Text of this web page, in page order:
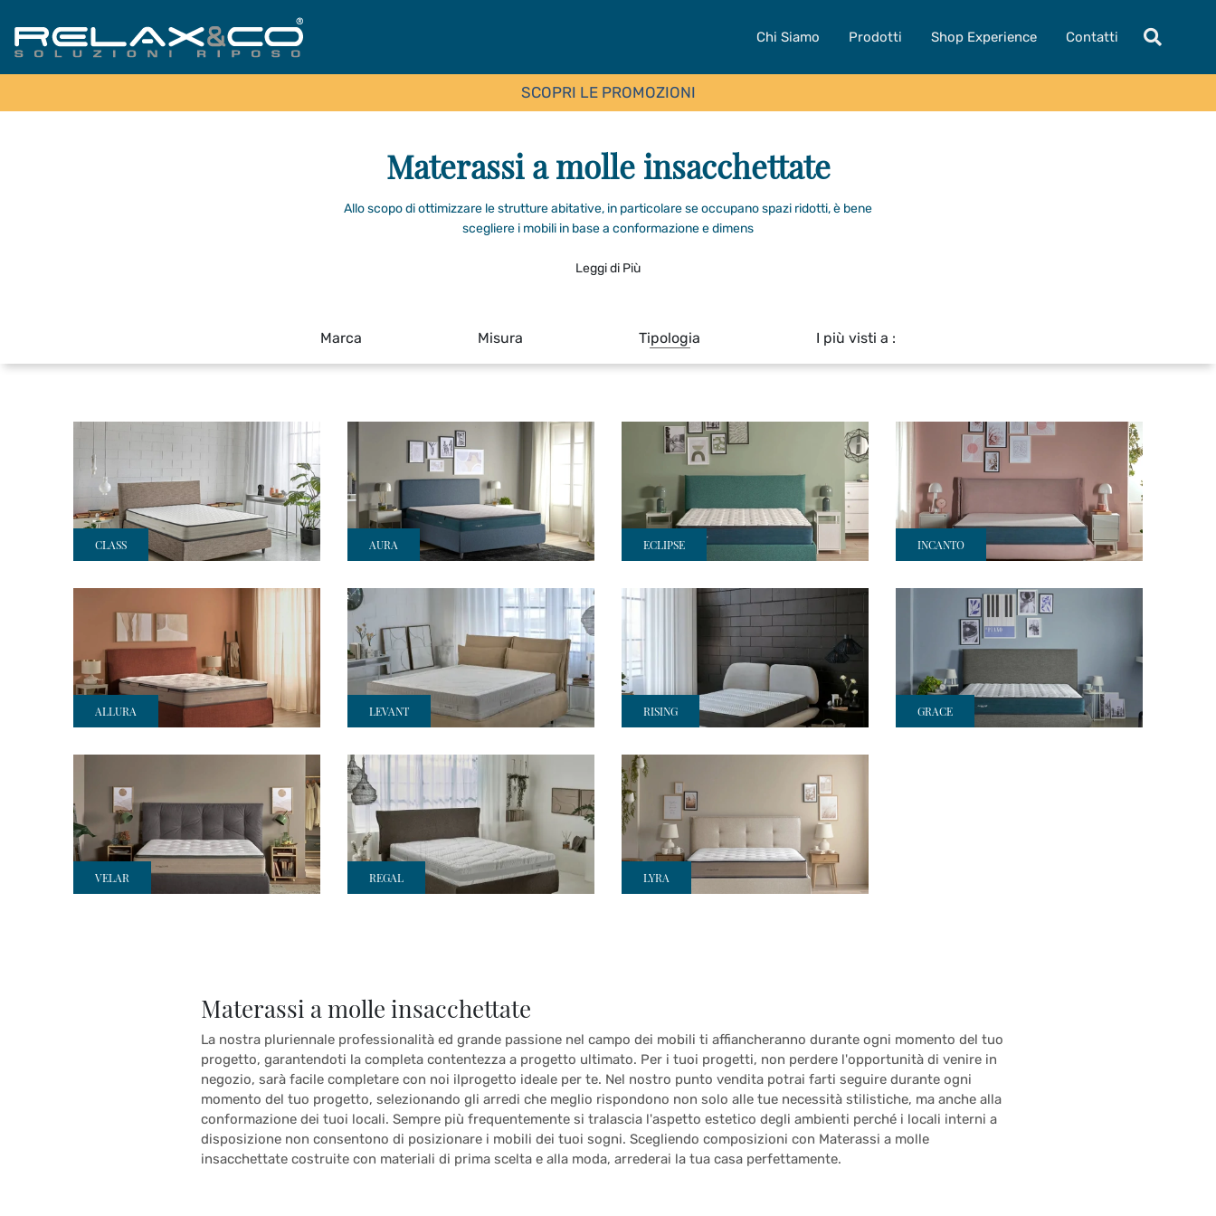
Chi Siamo Prodotti Shop Experience Contatti
SCOPRI LE PROMOZIONI
Materassi a molle insacchettate
Allo scopo di ottimizzare le strutture abitative, in particolare se occupano spazi ridotti, è bene
scegliere i mobili in base a conformazione e dimens
Leggi di Più
Marca Misura Tipologia I più visti a :
CLASS AURA ECLIPSE INCANTO
ALLURA LEVANT RISING GRACE
VELAR REGAL LYRA
Materassi a molle insacchettate
La nostra pluriennale professionalità ed grande passione nel campo dei mobili ti affiancheranno durante ogni momento del tuo
progetto, garantendoti la completa contentezza a progetto ultimato. Per i tuoi progetti, non perdere l'opportunità di venire in
negozio, sarà facile completare con noi ilprogetto ideale per te. Nel nostro punto vendita potrai farti seguire durante ogni
momento del tuo progetto, selezionando gli arredi che meglio rispondono non solo alle tue necessità stilistiche, ma anche alla
conformazione dei tuoi locali. Sempre più frequentemente si tralascia l'aspetto estetico degli ambienti perché i locali interni a
disposizione non consentono di posizionare i mobili dei tuoi sogni. Scegliendo composizioni con Materassi a molle
insacchettate costruite con materiali di prima scelta e alla moda, arrederai la tua casa perfettamente.